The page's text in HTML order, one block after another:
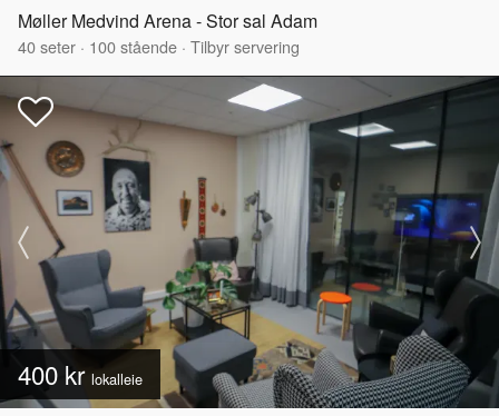
Møller Medvind Arena - Stor sal Adam
40seter · 100stående · Tilbyr servering
400 kr lokalleie